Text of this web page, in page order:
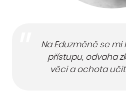
Na Eduzměně se
přístupu, odvaha
věci a ochota